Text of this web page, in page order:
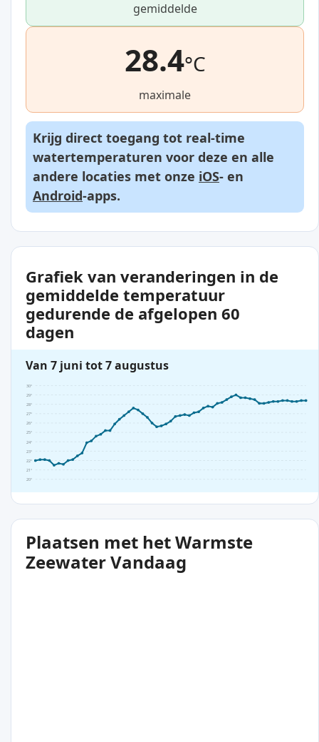
gemiddelde
28.4°C
maximale
Krijg direct toegang tot real-time
watertemperaturen voor deze en alle
andere locaties met onze iOS- en
Android-apps.
Grafiek van veranderingen in de
gemiddelde temperatuur
gedurende de afgelopen 60
dagen
Van 7 juni tot 7 augustus
20°
21°
22°
23°
24°
25°
26°
27°
28°
29°
30°
Plaatsen met het Warmste
Zeewater Vandaag